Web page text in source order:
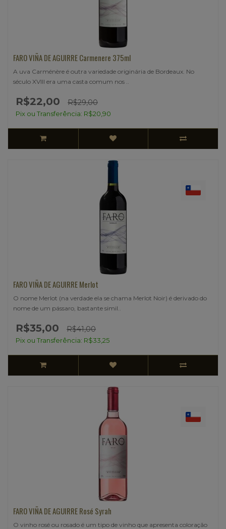
FARO VIÑA DE AGUIRRE Carmenere 375ml
A uva Carménère é outra variedade originária de Bordeaux. No
século XVIII era uma casta comum nos ..
R$22,00 R$29,00
Pix ou Transferência: R$20,90
FARO VIÑA DE AGUIRRE Merlot
O nome Merlot (na verdade ela se chama Merlot Noir) é derivado do
nome de um pássaro, bastante simil..
R$35,00 R$41,00
Pix ou Transferência: R$33,25
FARO VIÑA DE AGUIRRE Rosé Syrah
O vinho rosé ou rosado é um tipo de vinho que apresenta coloração